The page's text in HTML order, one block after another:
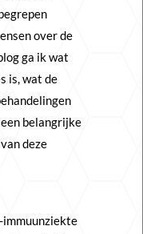
over de
ga ik wat
is, wat de
belangrijke
deze
immuunziekte